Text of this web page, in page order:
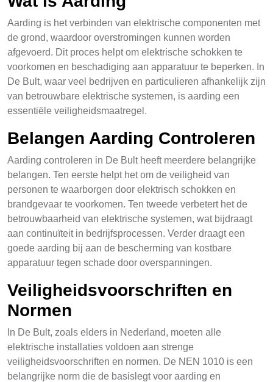
Aarding is het verbinden van elektrische componenten met
de grond, waardoor overstromingen kunnen worden
afgevoerd. Dit proces helpt om elektrische schokken te
voorkomen en beschadiging aan apparatuur te beperken. In
De Bult, waar veel bedrijven en particulieren afhankelijk zijn
van betrouwbare elektrische systemen, is aarding een
essentiële veiligheidsmaatregel.
Belangen Aarding Controleren
Aarding controleren in De Bult heeft meerdere belangrijke
belangen. Ten eerste helpt het om de veiligheid van
personen te waarborgen door elektrisch schokken en
brandgevaar te voorkomen. Ten tweede verbetert het de
betrouwbaarheid van elektrische systemen, wat bijdraagt
aan continuïteit in bedrijfsprocessen. Verder draagt een
goede aarding bij aan de bescherming van kostbare
apparatuur tegen schade door overspanningen.
Veiligheidsvoorschriften en
Normen
In De Bult, zoals elders in Nederland, moeten alle
elektrische installaties voldoen aan strenge
veiligheidsvoorschriften en normen. De NEN 1010 is een
belangrijke norm die de basislegt voor aarding en